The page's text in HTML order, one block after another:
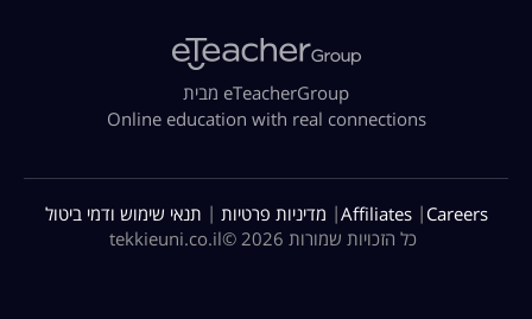
מבית eTeacherGroup
Online education with real connections
כל הזכויות שמורות 2026 © tekkieuni.co.il
תנאי שימוש ודמי ביטול | מדיניות פרטיות |Affiliates | Careers